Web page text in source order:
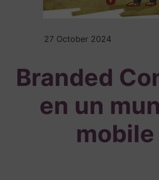
27 October 2024
Branded
en un
mobile